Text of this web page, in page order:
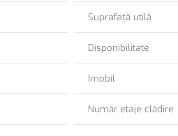
Suprafață utilă
Disponibilitate
Imobil
Număr etaje clădire